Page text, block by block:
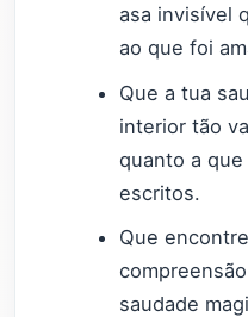
asa invisível
ao que foi
Que a tua
interior tão
quanto a
escritos.
Que
saudade